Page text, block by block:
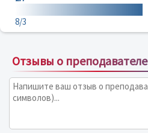
8/3
Отзывы о преподавателе